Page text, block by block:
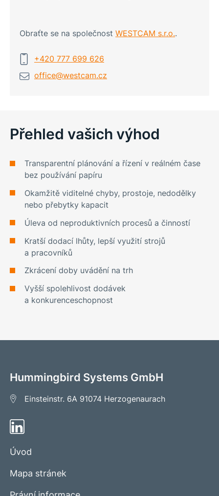
Obraťte se na společnost WESTCAM s.r.o..
+420 777 699 626
office@westcam.cz
Přehled vašich výhod
Transparentní plánování a řízení v reálném čase
bez používání papíru
Okamžitě viditelné chyby, prostoje, nedodělky
nebo přebytky kapacit
Úleva od neproduktivních procesů a činností
Kratší dodací lhůty, lepší využití strojů
a pracovníků
Zkrácení doby uvádění na trh
Vyšší spolehlivost dodávek
a konkurenceschopnost
Hummingbird Systems GmbH
Einsteinstr. 6A 91074 Herzogenaurach
Úvod
Mapa stránek